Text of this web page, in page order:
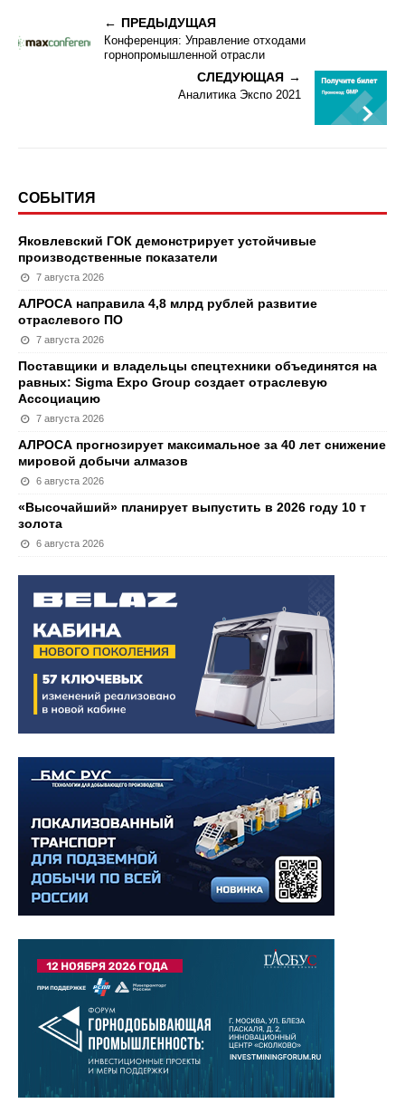
ПРЕДЫДУЩАЯ
Конференция: Управление отходами
горнопромышленной отрасли
СЛЕДУЮЩАЯ
Аналитика Экспо 2021
СОБЫТИЯ
Яковлевский ГОК демонстрирует устойчивые
производственные показатели
7 августа 2026
АЛРОСА направила 4,8 млрд рублей развитие
отраслевого ПО
7 августа 2026
Поставщики и владельцы спецтехники объединятся на
равных: Sigma Expo Group создает отраслевую
Ассоциацию
7 августа 2026
АЛРОСА прогнозирует максимальное за 40 лет снижение
мировой добычи алмазов
6 августа 2026
«Высочайший» планирует выпустить в 2026 году 10 т
золота
6 августа 2026